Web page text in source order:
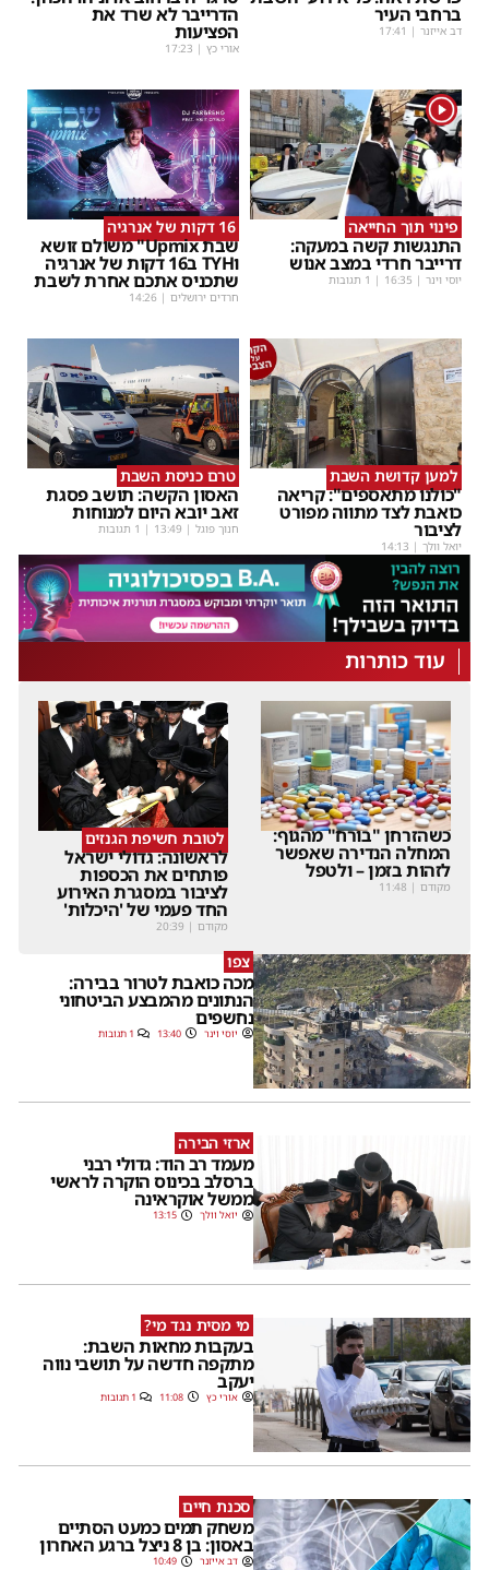
ברחבי העיר
דב אייזנר |
17:41
הדרייבר לא שרד את
הפציעות
אורי כץ |
17:23
1
פינוי תוך החייאה
התנגשות קשה במעקה:
דרייבר חרדי במצב אנוש
יוסי וינר |
16:35 | 1 תגובות
16 דקות של אנרגיה
שבת Upmix" משולם זושא
וTYH ב16 דקות של אנרגיה
שתכניס אתכם אחרת לשבת
חרדים ירושלים |
14:26
למען קדושת השבת
"כולנו מתאספים": קריאה
כואבת לצד מתווה מפורט
לציבור
יואל וולך |
14:13
טרם כניסת השבת
האסון הקשה: תושב פסגת
זאב יובא היום למנוחות
חנוך פוגל |
13:49 | 1 תגובות
עוד כותרות
כשהזרחן "בורח" מהגוף:
המחלה הנדירה שאפשר
לזהות בזמן – ולטפל
מקודם |
11:48
לטובת חשיפת הגנזים
לראשונה: גדולי ישראל
פותחים את הכספות
לציבור במסגרת האירוע
החד פעמי של 'היכלות'
מקודם |
20:39
צפו
מכה כואבת לטרור בבירה:
הנתונים מהמבצע הביטחוני
נחשפים
יוסי וינר 13:40 1 תגובות
ארזי הבירה
מעמד רב הוד: גדולי רבני
ברסלב בכינוס הוקרה לראשי
ממשל אוקראינה
יואל וולך 13:15
מי מסית נגד מי?
בעקבות מחאות השבת:
מתקפה חדשה על תושבי נווה
יעקב
אורי כץ 11:08 1 תגובות
סכנת חיים
משחק תמים כמעט הסתיים
באסון: בן 8 ניצל ברגע האחרון
דב אייזנר 10:49